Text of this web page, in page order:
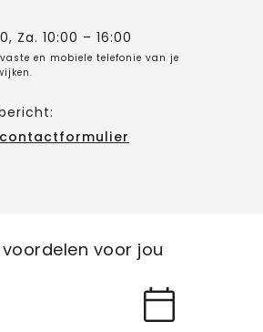
Za. 10:00 – 16:00
en mobiele telefonie van je
voordelen voor jou